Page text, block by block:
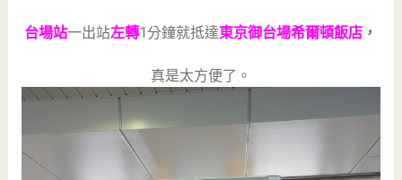
台場站一出站左轉1分鐘就抵達東京御台場希爾頓飯店 ，
真是太方便了。